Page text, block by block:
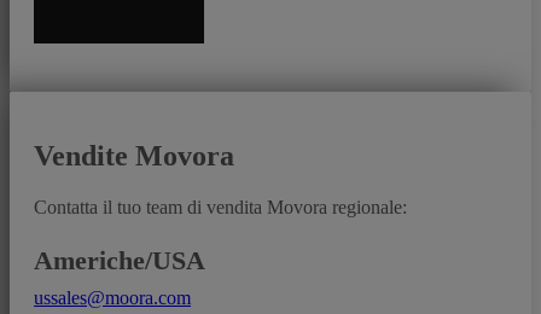
Vendite Movora
Contatta il tuo team di vendita Movora regionale:
Americhe/USA
ussales@moora.com